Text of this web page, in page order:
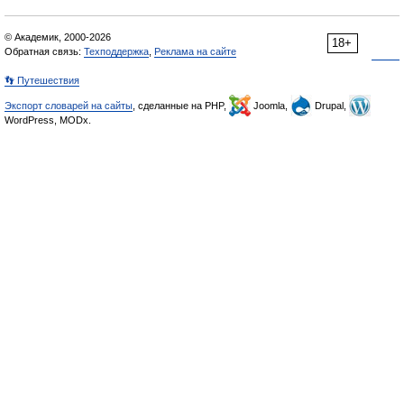
18+
© Академик, 2000-2026
Обратная связь: Техподдержка Реклама на сайте
👣 Путешествия
Экспорт словарей на сайты , сделанные на PHP, Joomla,
Drupal,
WordPress, MODx.